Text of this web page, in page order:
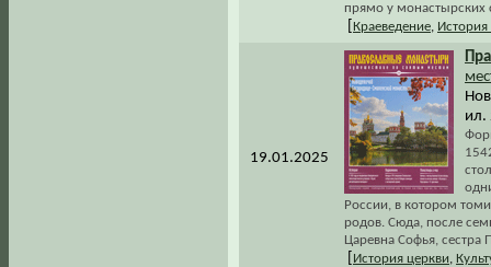
прямо у монастырских
Краеведение, История
19.01.2025
ил.
России, в котором
родов. Сюда, после
Царевна Софья, сестра
История церкви,